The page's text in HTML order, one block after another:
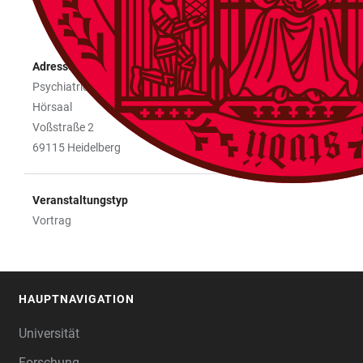
Adresse
Psychiatrie
Hörsaal
Voßstraße 2
69115 Heidelberg
Veranstaltungstyp
Vortrag
HAUPTNAVIGATION
Universität